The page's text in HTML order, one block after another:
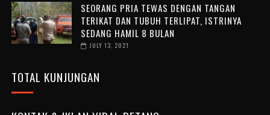
SEORANG PRIA TEWAS DENGAN TANGAN
TERIKAT DAN TUBUH TERLIPAT, ISTRINYA
SEDANG HAMIL 8 BULAN
JULY 13, 2021
TOTAL KUNJUNGAN